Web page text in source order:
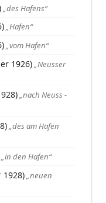
„des Hafens“
„Hafen“
„vom Hafen“
1926) „Neusser
„nach Neuss -
„des am Hafen
„in den Hafen“
1928)„neuen